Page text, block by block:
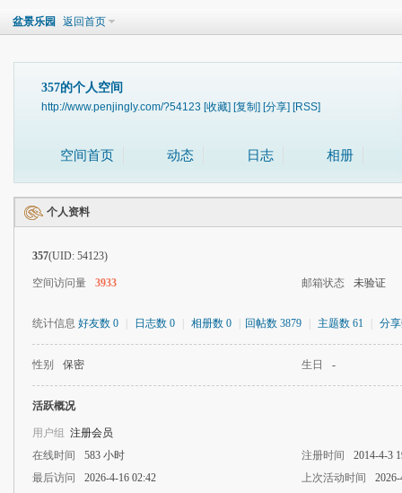
盆景乐园 返回首页
357的个人空间
http://www.penjingly.com/?54123 [收藏] [复制] [分享] [RSS]
空间首页 动态 日志 相册
个人资料
357(UID: 54123)
空间访问量 3933 邮箱状态 未验证
统计信息 好友数 0 日志数 0 相册数 0 回帖数 3879 主题数 61 分
性别 保密 生日 -
活跃概况
用户组 注册会员
在线时间
583 小时 注册时间
2014-4-3
最后访问
2026-4-16 02:42 上次活动时间